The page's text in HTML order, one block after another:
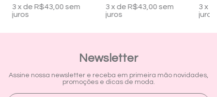
3 xde R$43,00 sem
juros
3 xde R$43,00 sem
juros
3 x
juros
Newsletter
Assine nossa newsletter e receba em primeira mão novidades,
promoções e dicas de moda.